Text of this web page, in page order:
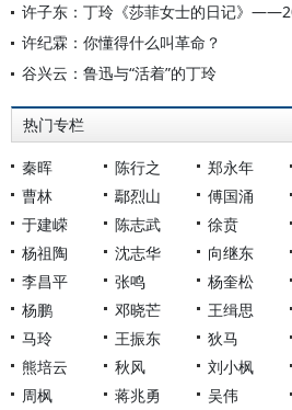
许子东：丁玲《莎菲女士的日记》
许纪霖：你懂得什么叫革命？
谷兴云：鲁迅与“活着”的丁玲
热门专栏
秦晖 陈行之 郑永年
曹林
鄢烈山 傅国涌
于建嵘
陈志武 徐贲
杨祖陶
沈志华 向继东
李昌平
张鸣 杨奎松
杨鹏
邓晓芒 王缉思
马玲
王振东 狄马
熊培云
秋风 刘小枫
周枫
蒋兆勇 吴伟